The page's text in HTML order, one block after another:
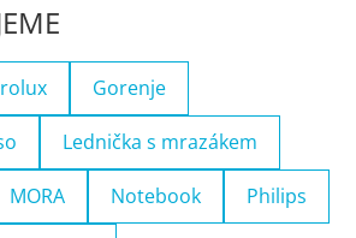
Gorenje
Lednička s mrazákem
MORA Notebook Philips